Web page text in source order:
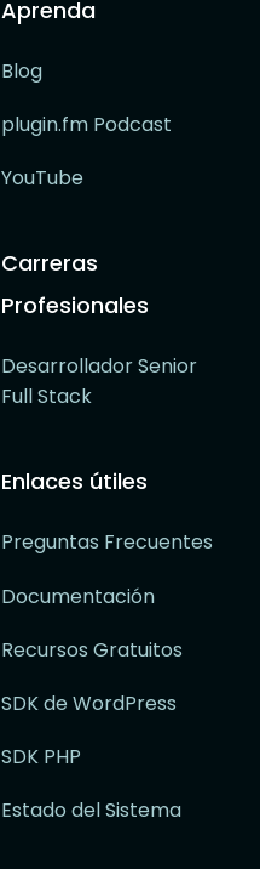
Aprenda
Blog
plugin.fm Podcast
YouTube
Carreras
Profesionales
Desarrollador Senior
Full Stack
Enlaces útiles
Preguntas Frecuentes
Documentación
Recursos Gratuitos
SDK de WordPress
SDK PHP
Estado del Sistema